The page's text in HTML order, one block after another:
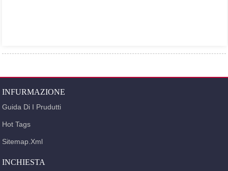
INFURMAZIONE
Guida Di I Prudutti
Hot Tags
Sitemap.xml
INCHIESTA